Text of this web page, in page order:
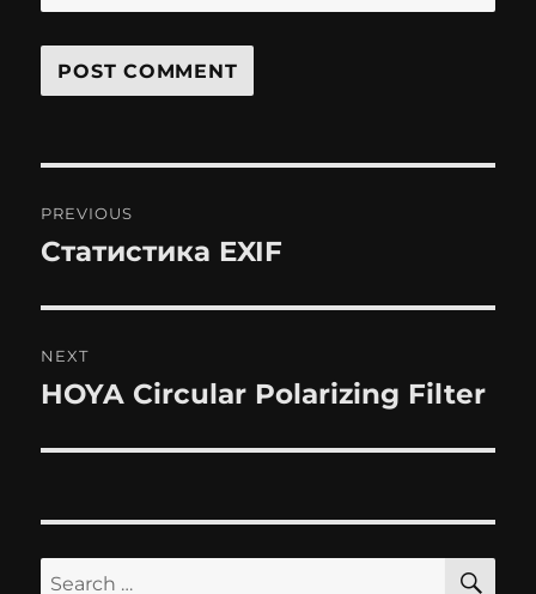
navigation
PREVIOUS
Previous
Статистика EXIF
NEXT
Next
HOYA Circular Polarizing Filter
Search